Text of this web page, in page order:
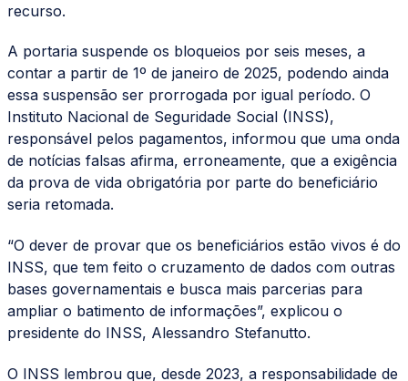
recurso.
A portaria suspende os bloqueios por seis meses, a
contar a partir de 1º de janeiro de 2025, podendo ainda
essa suspensão ser prorrogada por igual período. O
Instituto Nacional de Seguridade Social (INSS),
responsável pelos pagamentos, informou que uma onda
de notícias falsas afirma, erroneamente, que a exigência
da prova de vida obrigatória por parte do beneficiário
seria retomada.
“O dever de provar que os beneficiários estão vivos é do
INSS, que tem feito o cruzamento de dados com outras
bases governamentais e busca mais parcerias para
ampliar o batimento de informações”, explicou o
presidente do INSS, Alessandro Stefanutto.
O INSS lembrou que, desde 2023, a responsabilidade de